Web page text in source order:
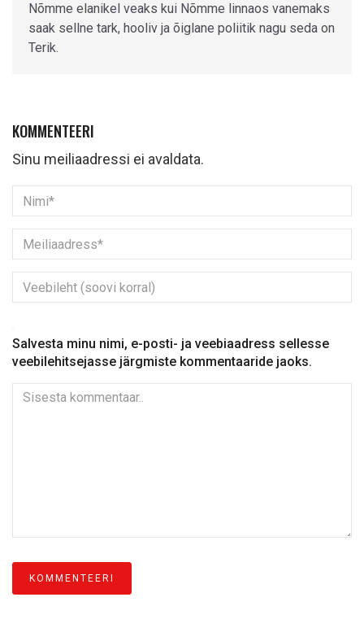
Nõmme elanikel veaks kui Nõmme linnaos vanemaks
saak sellne tark, hooliv ja õiglane poliitik nagu seda on
Terik.
KOMMENTEERI
Sinu meiliaadressi ei avaldata.
Salvesta minu nimi, e-posti- ja veebiaadress sellesse
veebilehitsejasse järgmiste kommentaaride jaoks.